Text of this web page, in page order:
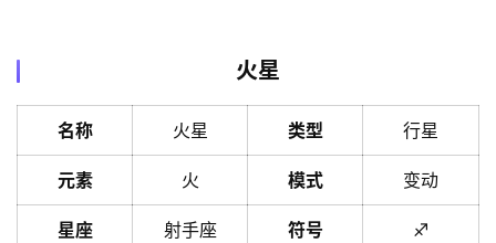
火星
名称 火星 类型 行星
元素 火 模式 变动
星座 射手座 符号 ♐️